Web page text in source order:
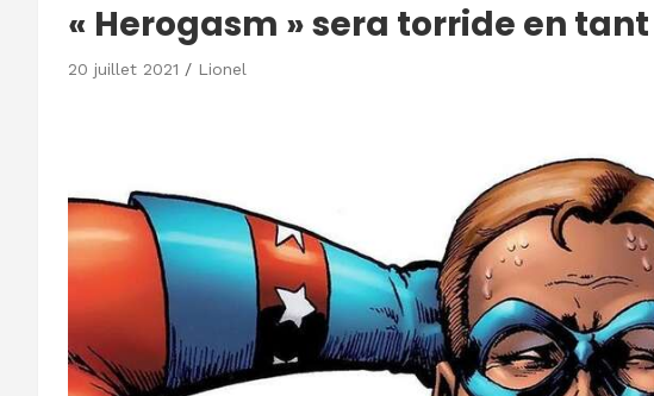
« Herogasm » sera torride en
20 juillet 2021 Lionel